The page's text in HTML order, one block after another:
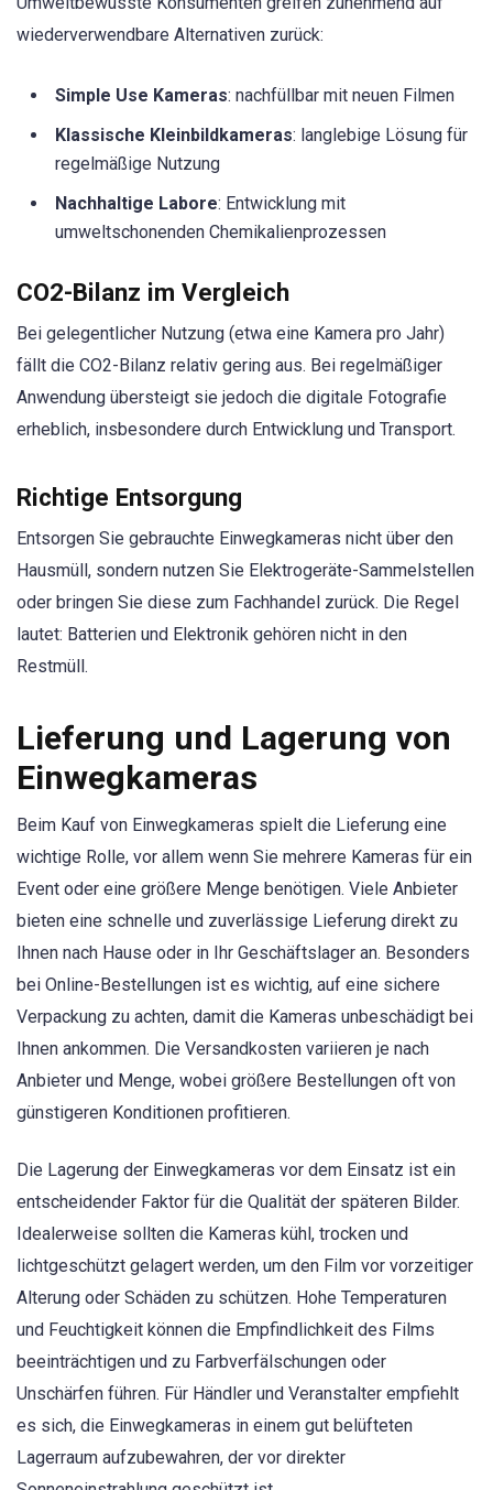
wiederverwendbare Alternativen zurück:
Simple Use Kameras: nachfüllbar mit neuen Filmen
Klassische Kleinbildkameras: langlebige Lösung für
regelmäßige Nutzung
Nachhaltige Labore: Entwicklung mit
umweltschonenden Chemikalienprozessen
CO2-Bilanz im Vergleich
Bei gelegentlicher Nutzung (etwa eine Kamera pro Jahr)
fällt die CO2-Bilanz relativ gering aus. Bei regelmäßiger
Anwendung übersteigt sie jedoch die digitale Fotografie
erheblich, insbesondere durch Entwicklung und Transport.
Richtige Entsorgung
Entsorgen Sie gebrauchte Einwegkameras nicht über den
Hausmüll, sondern nutzen Sie Elektrogeräte-Sammelstellen
oder bringen Sie diese zum Fachhandel zurück. Die Regel
lautet: Batterien und Elektronik gehören nicht in den
Restmüll.
Lieferung und Lagerung von
Einwegkameras
Beim Kauf von Einwegkameras spielt die Lieferung eine
wichtige Rolle, vor allem wenn Sie mehrere Kameras für ein
Event oder eine größere Menge benötigen. Viele Anbieter
bieten eine schnelle und zuverlässige Lieferung direkt zu
Ihnen nach Hause oder in Ihr Geschäftslager an. Besonders
bei Online-Bestellungen ist es wichtig, auf eine sichere
Verpackung zu achten, damit die Kameras unbeschädigt bei
Ihnen ankommen. Die Versandkosten variieren je nach
Anbieter und Menge, wobei größere Bestellungen oft von
günstigeren Konditionen profitieren.
Die Lagerung der Einwegkameras vor dem Einsatz ist ein
entscheidender Faktor für die Qualität der späteren Bilder.
Idealerweise sollten die Kameras kühl, trocken und
lichtgeschützt gelagert werden, um den Film vor vorzeitiger
Alterung oder Schäden zu schützen. Hohe Temperaturen
und Feuchtigkeit können die Empfindlichkeit des Films
beeinträchtigen und zu Farbverfälschungen oder
Unschärfen führen. Für Händler und Veranstalter empfiehlt
es sich, die Einwegkameras in einem gut belüfteten
Lagerraum aufzubewahren, der vor direkter